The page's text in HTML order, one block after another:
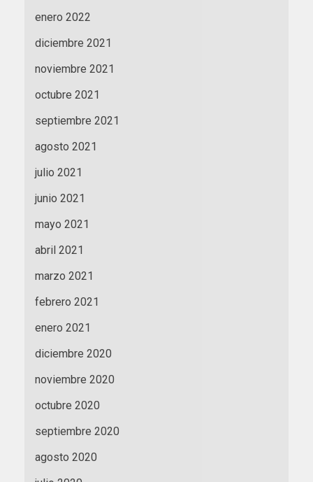
enero 2022
diciembre 2021
noviembre 2021
octubre 2021
septiembre 2021
agosto 2021
julio 2021
junio 2021
mayo 2021
abril 2021
marzo 2021
febrero 2021
enero 2021
diciembre 2020
noviembre 2020
octubre 2020
septiembre 2020
agosto 2020